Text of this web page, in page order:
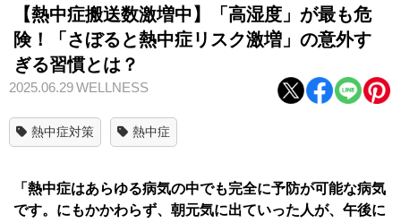
【熱中症搬送数激増中】「高湿度」が最も危
険！「さぼると熱中症リスク激増」の意外す
ぎる習慣とは？
2025.06.29WELLNESS
熱中症対策 熱中症
「熱中症はあらゆる病気の中でも完全に予防が可能な病気
です。にもかかわらず、朝元気に出ていった人が、午後に